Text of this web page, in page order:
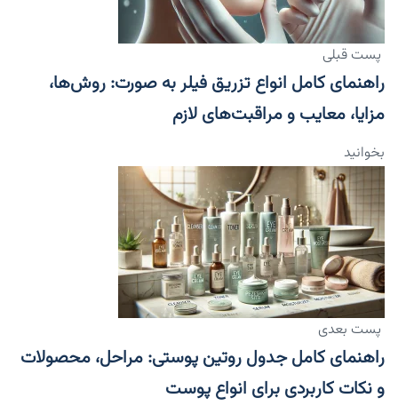
پست قبلی
راهنمای کامل انواع تزریق فیلر به صورت: روش‌ها،
مزایا، معایب و مراقبت‌های لازم
بخوانید
پست بعدی
راهنمای کامل جدول روتین پوستی: مراحل، محصولات
و نکات کاربردی برای انواع پوست